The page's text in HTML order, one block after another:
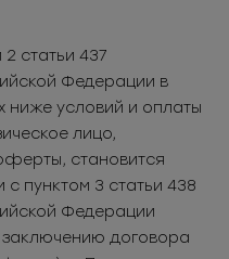
2 статьи 437
Федерации в
ниже условий и оплаты
лицо,
становится
с пунктом 3 статьи 438
Федерации
договора